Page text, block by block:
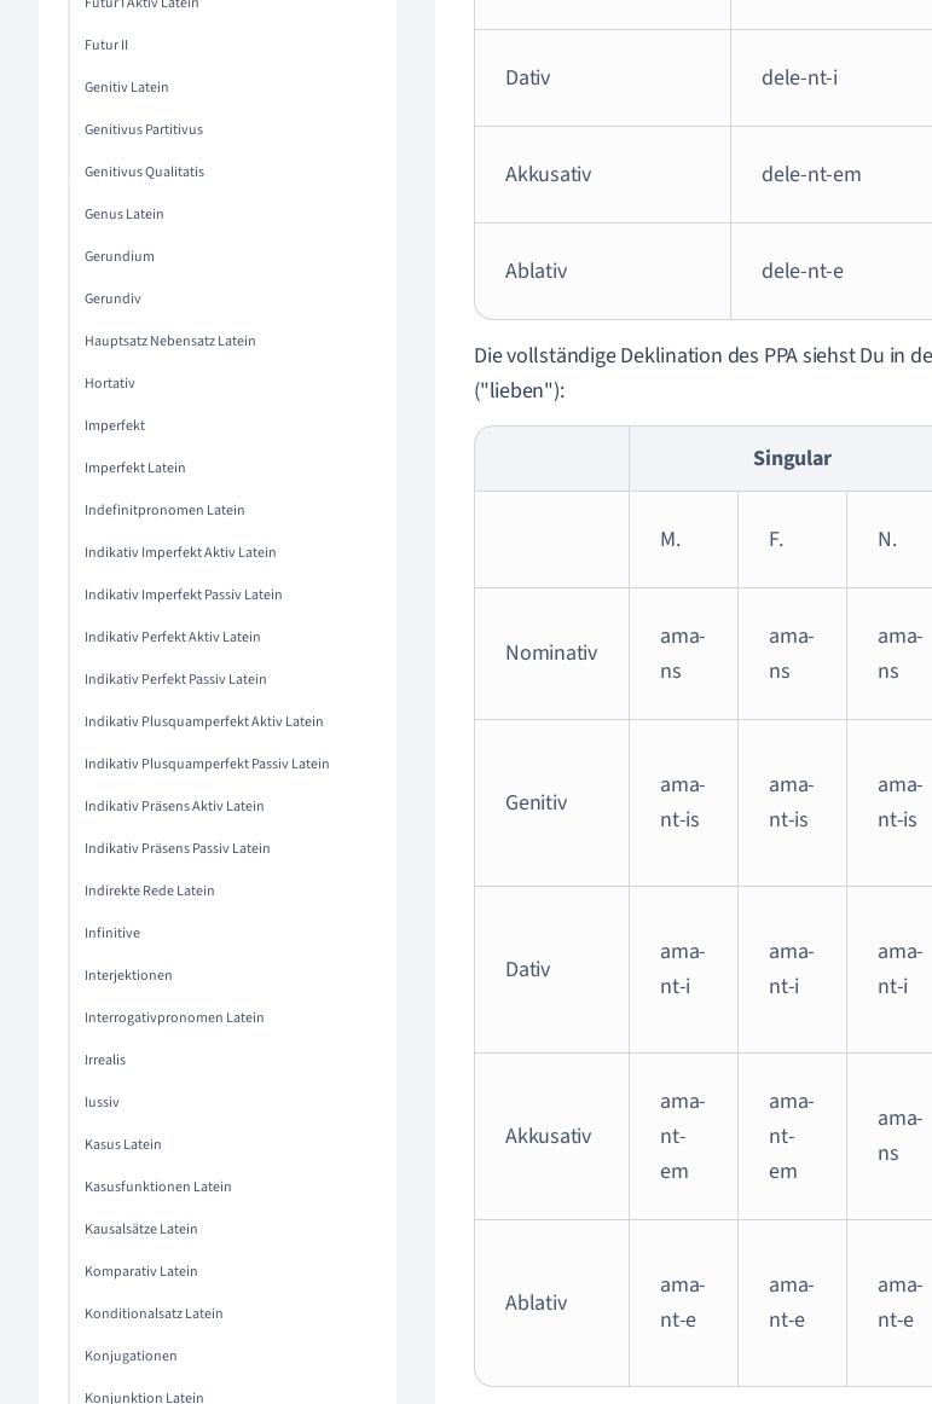
Futur II
Genitiv Latein
Genitivus Partitivus
Genitivus Qualitatis
Genus Latein
Gerundium
Gerundiv
Hauptsatz Nebensatz Latein
Hortativ
Imperfekt
Imperfekt Latein
Indefinitpronomen Latein
Indikativ Imperfekt Aktiv Latein
Indikativ Imperfekt Passiv Latein
Indikativ Perfekt Aktiv Latein
Indikativ Perfekt Passiv Latein
Indikativ Plusquamperfekt Aktiv Latein
Indikativ Plusquamperfekt Passiv Latein
Indikativ Präsens Aktiv Latein
Indikativ Präsens Passiv Latein
Indirekte Rede Latein
Infinitive
Interjektionen
Interrogativpronomen Latein
Irrealis
Iussiv
Kasus Latein
Kasusfunktionen Latein
Kausalsätze Latein
Komparativ Latein
Konditionalsatz Latein
Konjugationen
Konjunktion Latein
Dativ dele-nt-i
Akkusativ dele-nt-em
Ablativ dele-nt-e
Die vollständige Deklination des PPA siehst Du in
("lieben"):
Singular
M. F. N.
Nominativ
ama-
ns
ama-
ns
ama-
ns
Genitiv
ama-
nt-is
ama-
nt-is
ama-
nt-is
Dativ
ama-
nt-i
ama-
nt-i
ama-
nt-i
Akkusativ
ama-
nt-
em
ama-
nt-
em
ama-
ns
Ablativ
ama-
nt-e
ama-
nt-e
ama-
nt-e